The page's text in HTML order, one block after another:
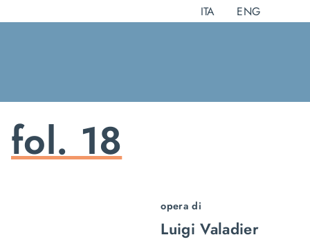
al
ITA ENG
fol. 18
opera di
Luigi Valadier